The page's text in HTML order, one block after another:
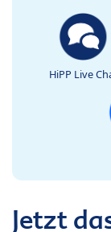
HiPP Live
Jetzt